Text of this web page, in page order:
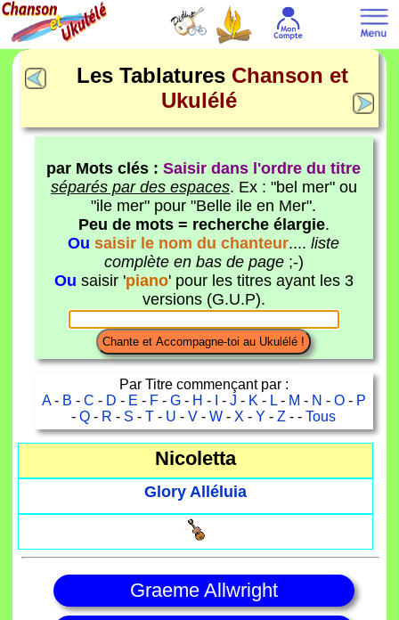
Les Tablatures Chanson et
Ukulélé
par Mots clés :Saisir dans l'ordre du titre
séparés par des espaces. Ex : "bel mer" ou
"ile mer" pour "Belle ile en Mer".
Peu de mots = recherche élargie.
Ou saisir le nom du chanteur....liste
complète en bas de page;-)
Ou saisir 'piano' pour les titres ayant les 3
versions (G.U.P).
Par Titre commençant par :
A- B - C - D - E - F- G- H - - J - K - L- M - N - O- P
-Q - R - S -T - U -V -W - X -Y -Z - -Tous
Nicoletta
Glory Alléluia
Graeme Allwright